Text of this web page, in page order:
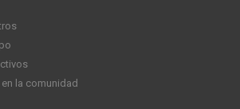
-
i
f
la comunidad